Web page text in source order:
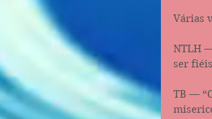
Várias
NTLH
ser
TB —